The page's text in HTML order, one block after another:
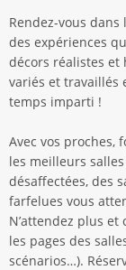
Rendez-vous
des expériences
décors réalistes et
variés et travaillés
temps imparti !
Avec vos proches,
les meilleurs
désaffectées, des
farfelues vous
N’attendez plus
les pages des
scénarios…).